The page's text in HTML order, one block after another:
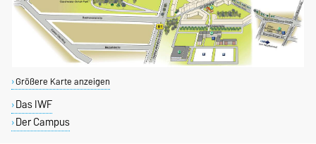
Größere Karte anzeigen
Das IWF
Der Campus